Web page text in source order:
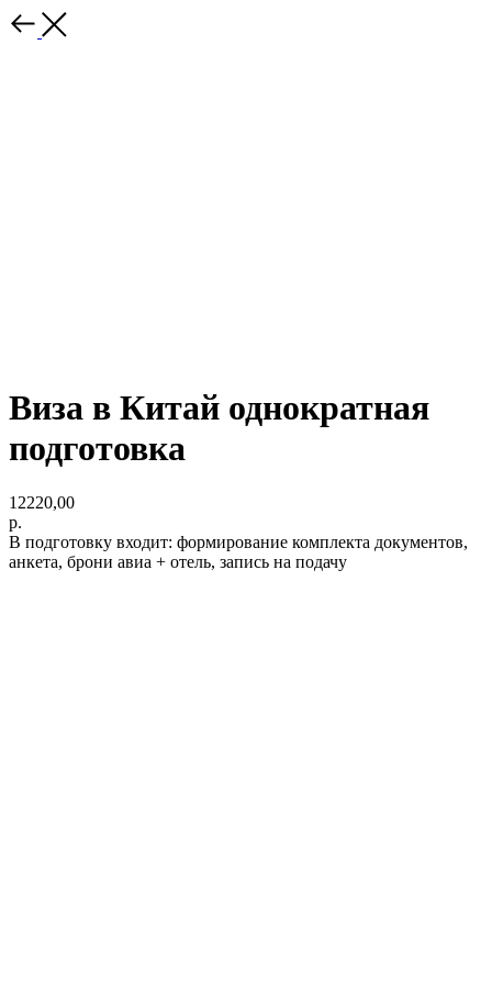
Виза в Китай однократная
подготовка
12220,00
р.
В подготовку входит: формирование комплекта документов,
анкета, брони авиа + отель, запись на подачу